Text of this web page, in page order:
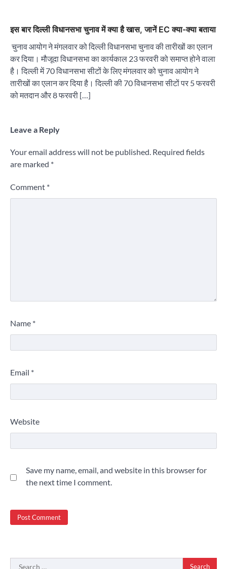
इस बार दिल्ली विधानसभा चुनाव में क्या है खास, जानें EC क्या-क्या बताया
चुनाव आयोग ने मंगलवार को दिल्ली विधानसभा चुनाव की तारीखों का एलान
कर दिया। मौजूदा विधानसभा का कार्यकाल 23 फरवरी को समाप्त होने वाला
है। दिल्ली में 70 विधानसभा सीटों के लिए मंगलवार को चुनाव आयोग ने
तारीखों का एलान कर दिया है। दिल्ली की 70 विधानसभा सीटों पर 5 फरवरी
को मतदान और 8 फरवरी […]
Leave a Reply
Your email address will not be published. Required fields
are marked *
Comment *
Name *
Email *
Website
Save my name, email, and website in this browser for
the next time I comment.
Search